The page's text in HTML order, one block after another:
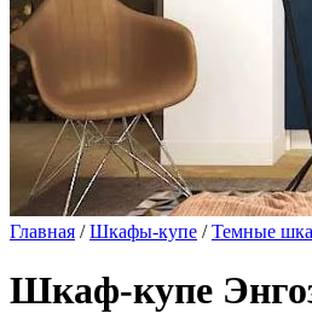
Главная /Шкафы-купе /Темные
Шкаф-купе